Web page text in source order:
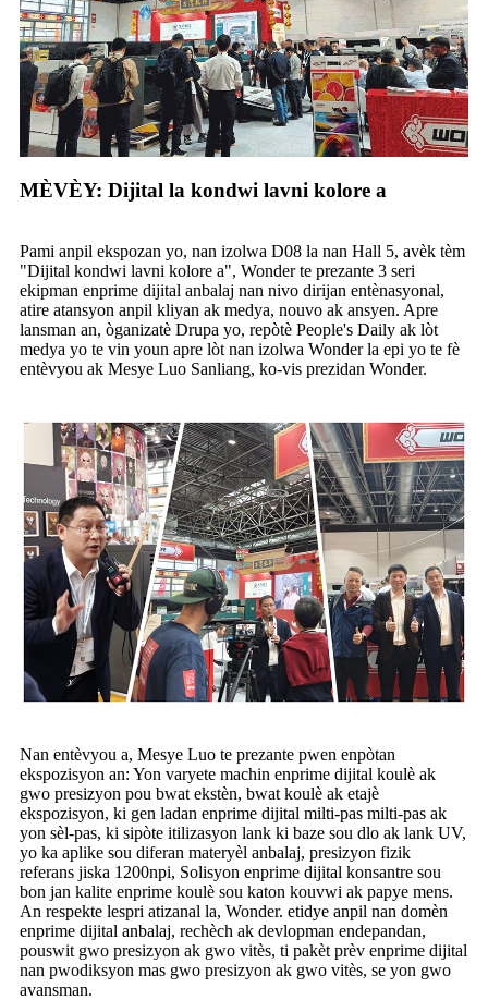
MÈVÈY: Dijital la kondwi lavni kolore a
Pami anpil ekspozan yo, nan izolwa D08 la nan Hall 5, avèk tèm
"Dijital kondwi lavni kolore a", Wonder te prezante 3 seri
ekipman enprime dijital anbalaj nan nivo dirijan entènasyonal,
atire atansyon anpil kliyan ak medya, nouvo ak ansyen. Apre
lansman an, òganizatè Drupa yo, repòtè People's Daily ak lòt
medya yo te vin youn apre lòt nan izolwa Wonder la epi yo te fè
entèvyou ak Mesye Luo Sanliang, ko-vis prezidan Wonder.
Nan entèvyou a, Mesye Luo te prezante pwen enpòtan
ekspozisyon an: Yon varyete machin enprime dijital koulè ak
gwo presizyon pou bwat ekstèn, bwat koulè ak etajè
ekspozisyon, ki gen ladan enprime dijital milti-pas milti-pas ak
yon sèl-pas, ki sipòte itilizasyon lank ki baze sou dlo ak lank UV,
yo ka aplike sou diferan materyèl anbalaj, presizyon fizik
referans jiska 1200npi, Solisyon enprime dijital konsantre sou
bon jan kalite enprime koulè sou katon kouvwi ak papye mens.
An respekte lespri atizanal la, Wonder. etidye anpil nan domèn
enprime dijital anbalaj, rechèch ak devlopman endepandan,
pouswit gwo presizyon ak gwo vitès, ti pakèt prèv enprime dijital
nan pwodiksyon mas gwo presizyon ak gwo vitès, se yon gwo
avansman.